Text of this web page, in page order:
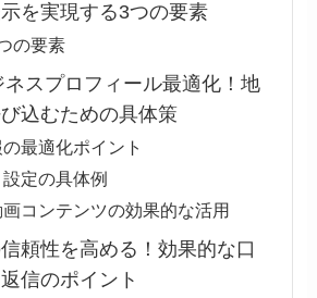
を実現する3つの要素
の要素
ネスプロフィール最適化！地
込むための具体策
最適化ポイント
定の具体例
コンテンツの効果的な活用
頼性を高める！効果的な口
信のポイント